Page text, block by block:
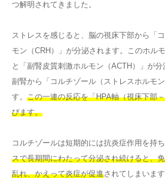
つ解明されてきました。
ストレスを感じると、脳の視床下部から「
モン（CRH）」が分泌されます。このホル
と「副腎皮質刺激ホルモン（ACTH）」が
副腎から「コルチゾール（ストレスホルモ
す。 この一連の反応を「HPA軸（視床下部
びます。
コルチゾールは短期的には抗炎症作用を持ち
スで長期間にわたって分泌され続けると、
乱れ、かえって炎症が促進されてしまいま